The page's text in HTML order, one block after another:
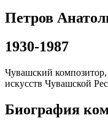
Петров
1930-1987
Чувашский композитор,
искусств Чувашской
Биография